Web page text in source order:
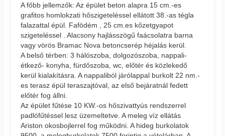
A főbb jellemzők: Az épület beton alapra 15 cm.-es
grafitos homlokzati hőszigeteléssel ellátott 38.-as tégla
falazattal épül. Fafödém , 25 cm.es kőzetgyapot
szigeteléssel . Alacsony hajlásszögű faácsolatra barna
vagy vörös Bramac Nova betoncserép héjalás kerül.
A belső térben: 3 hálószoba, dolgozószoba, nappali-
étkező- konyha, fürdőszoba, wc, előtér és közlekedő
kerül kialakításra. A nappaliból járólappal burkolt 22 nm.-
es terasz épül teraszajtóval, az első bejáratnál fedett
előtér fog állni.
Az épület fűtése 10 KW.-os hőszivattyús rendszerrel
padlófűtéssel lesz üzemeltetve. A meleg víz ellátás
Ariston okosbojlerrel fog működni. A hideg burkolatok